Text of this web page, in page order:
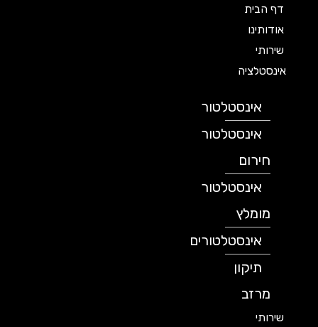
דף הבית
אודותינו
שירותי
אינסטלציה
אינסטלטור
אינסטלטור
חירום
אינסטלטור
מומלץ
אינסטלטורים
תיקון
מרזב
שירותי